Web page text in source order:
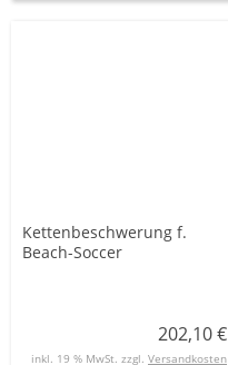
Kettenbeschwerung f.
Beach-Soccer
202,10 €
inkl. 19 % MwSt. zzgl. Versandkosten